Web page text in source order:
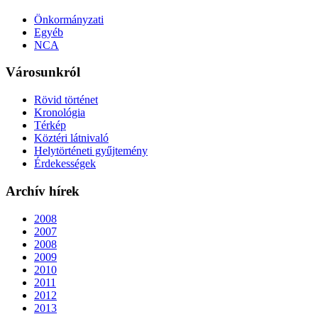
Önkormányzati
Egyéb
NCA
Városunkról
Rövid történet
Kronológia
Térkép
Köztéri látnivaló
Helytörténeti gyűjtemény
Érdekességek
Archív hírek
2008
2007
2008
2009
2010
2011
2012
2013